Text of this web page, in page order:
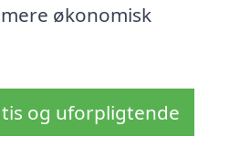
økonomisk
og uforpligtende